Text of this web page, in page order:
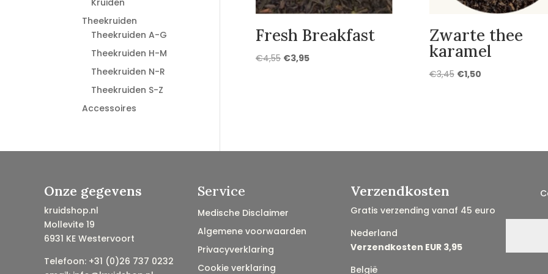
Fresh Breakfast
€4,55 Oorspronkelijke
€3,95Huidige
Zwarte thee
karamel
€3,45 Oorspronkelijke
€1,50Huidige
Kruiden
Theekruiden
Theekruiden A-G
Theekruiden H-M
Theekruiden N-R
Theekruiden S-Z
Accessoires
Onze gegevens
kruidshop.nl
Mollevite 19
6931 KE Westervoort
Telefoon: +31 (0)26 737 0232
Service
Medische Disclaimer
Algemene voorwaarden
Privacyverklaring
Cookie verklaring
Verzendkosten
Gratis verzending vanaf 45 euro
Nederland
Verzendkosten EUR 3,95
België